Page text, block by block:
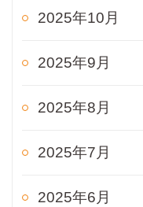
2025年10月
2025年9月
2025年8月
2025年7月
2025年6月